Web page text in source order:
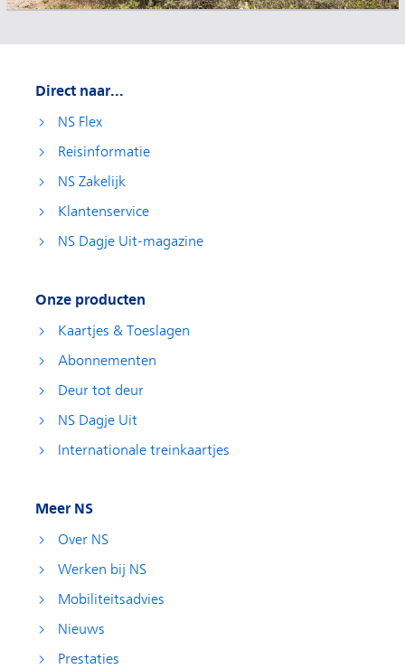
Direct naar...
NS Flex
Reisinformatie
NS Zakelijk
Klantenservice
NS Dagje Uit-magazine
Onze producten
Kaartjes & Toeslagen
Abonnementen
Deur tot deur
NS Dagje Uit
Internationale treinkaartjes
Meer NS
Over NS
Werken bij NS
Mobiliteitsadvies
Nieuws
Prestaties